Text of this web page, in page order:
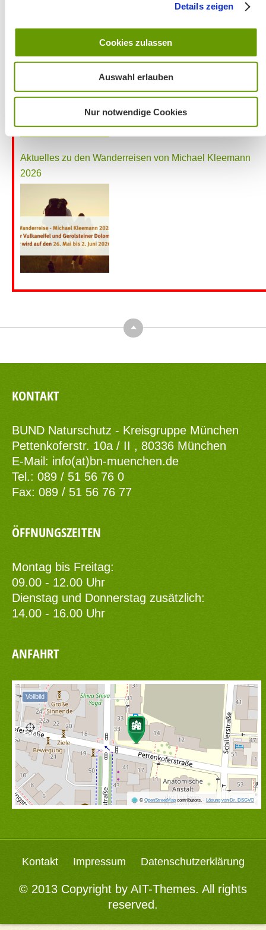
Details zeigen
Cookies zulassen
Auswahl erlauben
Nur notwendige Cookies
Aktuelles zu den Wanderreisen von Michael Kleemann
2026
Top
KONTAKT
BUND Naturschutz - Kreisgruppe München
Pettenkoferstr. 10a / II , 80336 München
E-Mail: info(at)bn-muenchen.de
Tel.: 089 / 51 56 76 0
Fax: 089 / 51 56 76 77
ÖFFNUNGSZEITEN
Montag bis Freitag:
09.00 - 12.00 Uhr
Dienstag und Donnerstag zusätzlich:
14.00 - 16.00 Uhr
ANFAHRT
© OpenStreetMapcontributors. · Lösung von Dr. DSGVO
Vollbild
Kontakt Impressum Datenschutzerklärung
© 2013 Copyright by AIT-Themes. All rights
reserved.